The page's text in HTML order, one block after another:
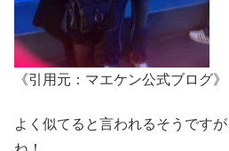
《引用元：マエケン公式ブログ》
よく似てると言われるそうです